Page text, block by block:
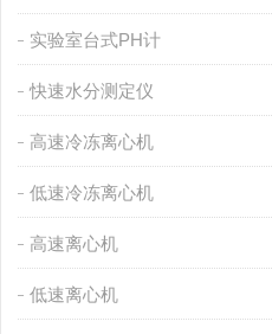
实验室台式PH计
快速水分测定仪
高速冷冻离心机
低速冷冻离心机
高速离心机
低速离心机